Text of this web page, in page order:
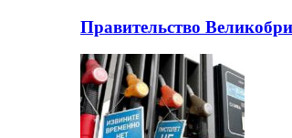
Правительство